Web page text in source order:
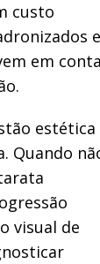
custo
e
em conta
estética
Quando
visual de